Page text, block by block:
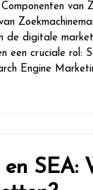
van
de digitale
een cruciale rol:
Engine
SEA: